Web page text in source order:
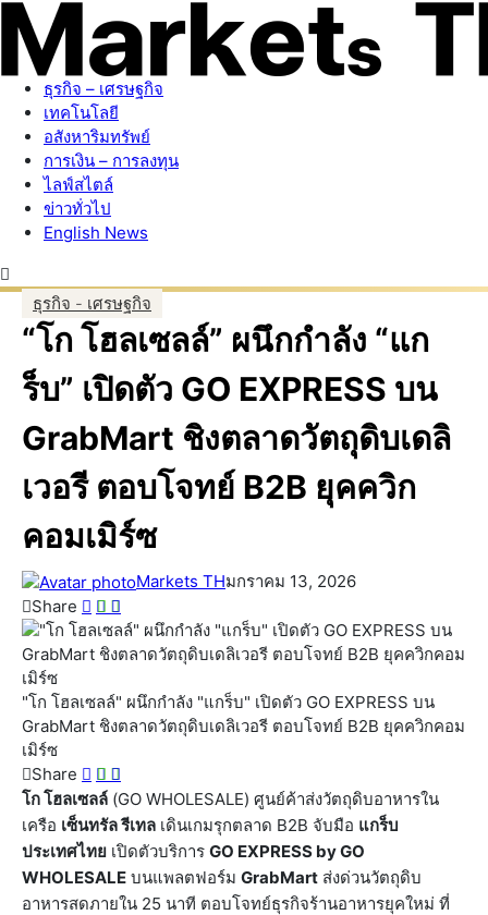
ธุรกิจ – เศรษฐกิจ
เทคโนโลยี
อสังหาริมทรัพย์
การเงิน – การลงทุน
ไลฟ์สไตล์
ข่าวทั่วไป
English News
ธุรกิจ - เศรษฐกิจ
“โก โฮลเซลล์” ผนึกกำลัง “แก
ร็บ” เปิดตัว GO EXPRESS บน
GrabMart ชิงตลาดวัตถุดิบเดลิ
เวอรี ตอบโจทย์ B2B ยุคควิก
คอมเมิร์ซ
Markets THมกราคม 13, 2026
Share
"โก โฮลเซลล์" ผนึกกำลัง "แกร็บ" เปิดตัว GO EXPRESS บน
GrabMart ชิงตลาดวัตถุดิบเดลิเวอรี ตอบโจทย์ B2B ยุคควิกคอม
เมิร์ซ
Share
โก โฮลเซลล์ (GO WHOLESALE) ศูนย์ค้าส่งวัตถุดิบอาหารใน
เครือ เซ็นทรัล รีเทล เดินเกมรุกตลาด B2B จับมือ แกร็บ
ประเทศไทย เปิดตัวบริการ GO EXPRESS by GO
WHOLESALE บนแพลตฟอร์ม GrabMart ส่งด่วนวัตถุดิบ
อาหารสดภายใน 25 นาที ตอบโจทย์ธุรกิจร้านอาหารยุคใหม่ ที่